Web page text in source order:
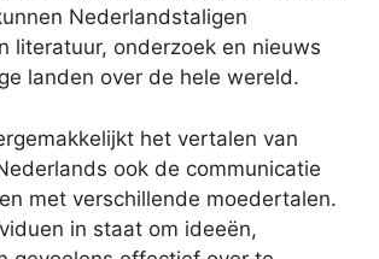
Nederlandstaligen
literatuur, onderzoek en nieuws
landen over de hele wereld.
het vertalen van
ook de communicatie
met verschillende moedertalen.
in staat om ideeën,